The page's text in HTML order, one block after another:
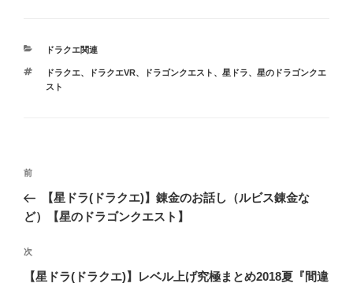
カ
ゴ
リ
ドラクエ関連
タ
グ
ドラクエ、 ドラクエVR、 ドラゴンクエスト 、 星ドラ、 星のドラゴンクエ
スト
投
ナ
ゲ
ー
前
の
投
前
【星ドラ(ドラクエ)】錬金のお話し（ルビス錬金な
ど）【星のドラゴンクエスト】
次
の
次
【星ドラ(ドラクエ)】レベル上げ究極まとめ2018夏『間違